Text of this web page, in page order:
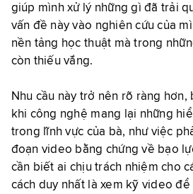
giúp mình xử lý những gì đã trải
vấn đề này vào nghiên cứu của
nền tảng học thuật mà trong
còn thiếu vắng.
Nhu cầu này trở nên rõ ràng hơn,
khi công nghệ mang lại những
trong lĩnh vực của bà, như việc
đoạn video bằng chứng về bạo
cần biết ai chịu trách nhiệm cho
cách duy nhất là xem kỹ video